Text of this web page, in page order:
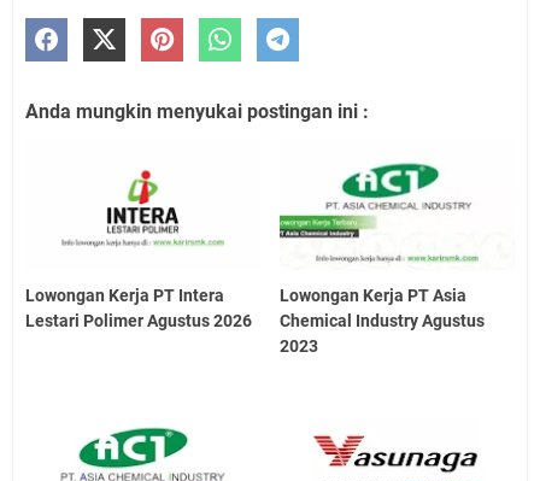
Anda mungkin menyukai postingan ini :
Lowongan Kerja PT Intera
Lestari Polimer Agustus 2026
Lowongan Kerja PT Asia
Chemical Industry Agustus
2023